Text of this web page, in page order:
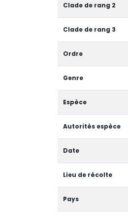
Clade de rang 2
Clade de rang 3
Ordre
Genre
Espèce
Autorités espèce
Date
Lieu de récolte
Pays